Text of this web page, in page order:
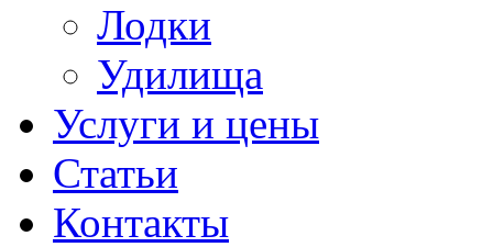
Лодки
Удилища
Услуги и цены
Статьи
Контакты